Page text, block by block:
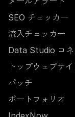
SEO チェッカー
流入チェッカー
Data Studio コネ
トップウェブサイ
パッチ
ポートフォリオ